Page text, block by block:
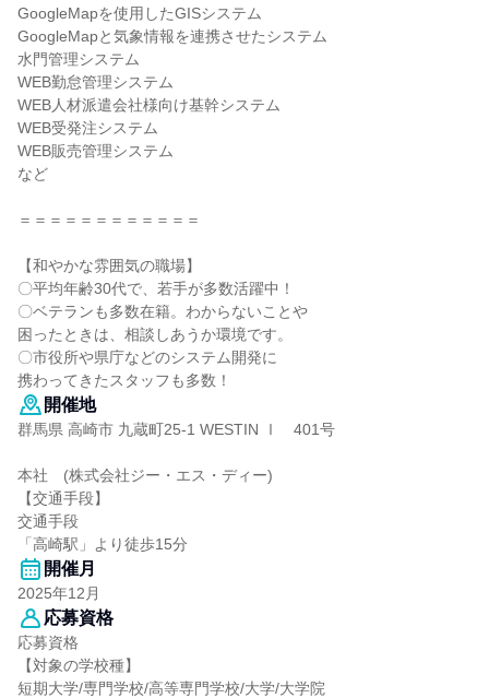
GoogleMapを使用したGISシステム
GoogleMapと気象情報を連携させたシステム
水門管理システム
WEB勤怠管理システム
WEB人材派遣会社様向け基幹システム
WEB受発注システム
WEB販売管理システム
など
＝＝＝＝＝＝＝＝＝＝＝＝
【和やかな雰囲気の職場】
〇平均年齢30代で、若手が多数活躍中！
〇ベテランも多数在籍。わからないことや
困ったときは、相談しあうか環境です。
〇市役所や県庁などのシステム開発に
携わってきたスタッフも多数！
開催地
群馬県 高崎市 九蔵町25-1 WESTIN Ⅰ 401号
本社 (株式会社ジー・エス・ディー)
【交通手段】
交通手段
「高崎駅」より徒歩15分
開催月
2025年12月
応募資格
応募資格
【対象の学校種】
短期大学/専門学校/高等専門学校/大学/大学院